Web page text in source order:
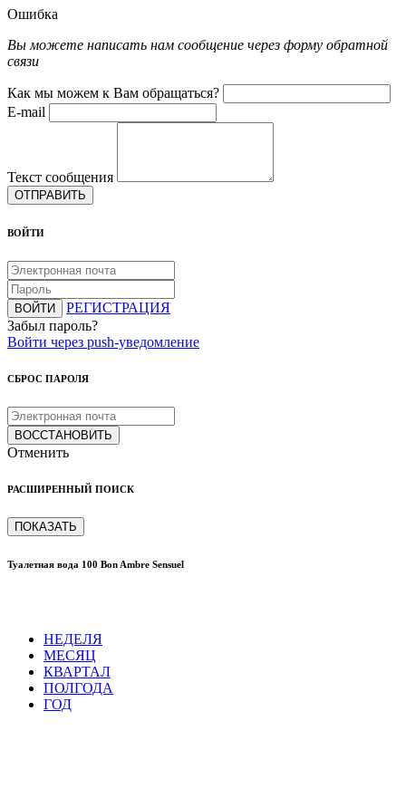
Ошибка
Вы можете написать нам сообщение через форму обратной
связи
Как мы можем к Вам обращаться?
E-mail
Текст сообщения
ОТПРАВИТЬ
ВОЙТИ
ВОЙТИ
РЕГИСТРАЦИЯ
Забыл пароль?
Войти через push-уведомление
СБРОС ПАРОЛЯ
ВОССТАНОВИТЬ
Отменить
РАСШИРЕННЫЙ ПОИСК
ПОКАЗАТЬ
Туалетная вода 100 Bon Ambre Sensuel
НЕДЕЛЯ
МЕСЯЦ
КВАРТАЛ
ПОЛГОДА
ГОД